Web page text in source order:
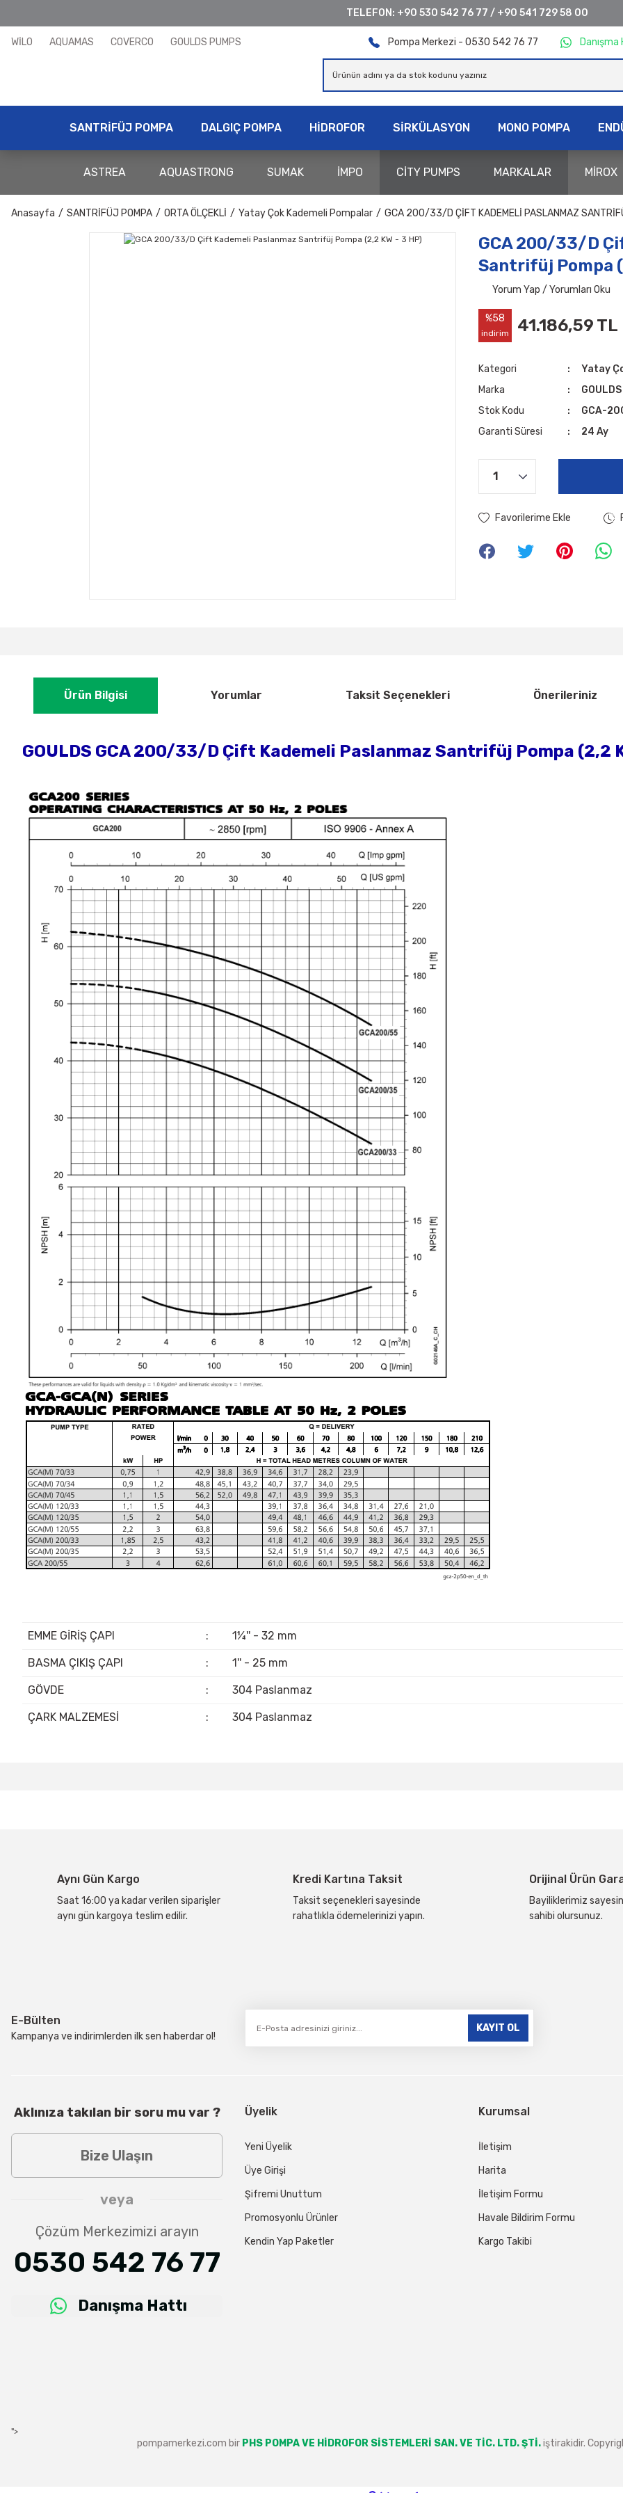
TELEFON: +90 530 542 76 77 / +90 541 729 58 00
WİLO AQUAMAS COVERCO GOULDS PUMPS Pompa Merkezi - 0530 542 76 77 Danışma
SANTRİFÜJ POMPA DALGIÇ POMPA HİDROFOR SİRKÜLASYON MONO POMPA
ASTREA AQUASTRONG SUMAK İMPO CİTY PUMPS MARKALAR MİROX
Anasayfa SANTRİFÜJ POMPA ORTA ÖLÇEKLİ Yatay Çok Kademeli Pompalar GCA 200/33/D ÇIFT KADEMELI PASLANMAZ
GCA 200/33/D
Santrifüj Pompa
Yorum Yap / Yorumları Oku
%58
indirim 41.186,59 TL
Kategori Yatay
Marka
GOULDS
Stok Kodu
GCA-
Garanti Süresi
24 Ay
Ürün Bilgisi Yorumlar Taksit Seçenekleri Önerileriniz
GOULDS GCA 200/33/D Çift Kademeli Paslanmaz Santrifüj Pompa (2,2
EMME GİRİŞ ÇAPI : 1¼'' - 32 mm
BASMA ÇIKIŞ ÇAPI : 1'' - 25 mm
GÖVDE : 304 Paslanmaz
ÇARK MALZEMESİ : 304 Paslanmaz
Ürün fiyatı diğer sitelerden daha pahalı.
Bu ürüne benzer farklı alternatifler olmalı.
Aynı Gün Kargo
Saat 16:00 ya kadar verilen siparişler
aynı gün kargoya teslim edilir.
Kredi Kartına Taksit
Taksit seçenekleri sayesinde
rahatlıkla ödemelerinizi yapın.
Orijinal Ürün
Bayiliklerimiz
sahibi olursunuz.
E-Bülten
Kampanya ve indirimlerden ilk sen haberdar ol!
KAYIT OL
Aklınıza takılan bir soru mu var ?
Bize Ulaşın
veya
Çözüm Merkezimizi arayın
0530 542 76 77
Danışma Hattı
Üyelik
Yeni Üyelik
Üye Girişi
Şifremi Unuttum
Promosyonlu Ürünler
Kendin Yap Paketler
Kurumsal
İletişim
Harita
İletişim Formu
Havale Bildirim Formu
Kargo Takibi
">
pompamerkezi.com bir PHS POMPA VE HİDROFOR SİSTEMLERİ SAN. VE TİC. LTD. ŞTİ.iştirakidir.